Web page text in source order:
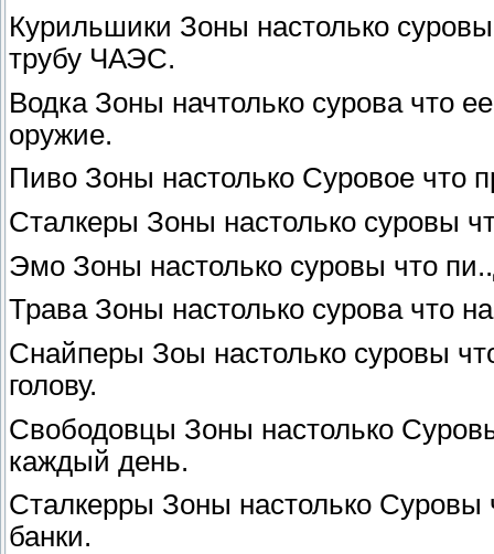
Курильшики Зоны настолько
трубу ЧАЭС.
Водка Зоны начтолько сурова что
оружие.
Пиво Зоны настолько Суровое что
Сталкеры Зоны настолько суровы
Эмо Зоны настолько суровы что
Трава Зоны настолько сурова что
Снайперы Зоы настолько суровы
голову.
Свободовцы Зоны настолько
каждый день.
Сталкерры Зоны настолько Суровы
банки.